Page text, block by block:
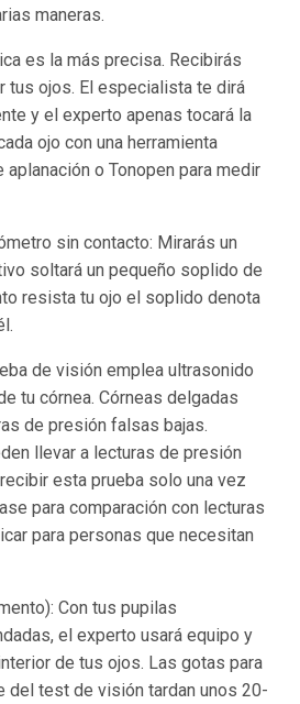
maneras.
es la más precisa. Recibirás
tus ojos. El especialista te dirá
y el experto apenas tocará la
ojo con una herramienta
o Tonopen para medir
sin contacto: Mirarás un
soltará un pequeño soplido de
resista tu ojo el soplido denota
de visión emplea ultrasonido
tu córnea. Córneas delgadas
de presión falsas bajas.
llevar a lecturas de presión
esta prueba solo una vez
para comparación con lecturas
para personas que necesitan
Con tus pupilas
el experto usará equipo y
de tus ojos. Las gotas para
del test de visión tardan unos 20-